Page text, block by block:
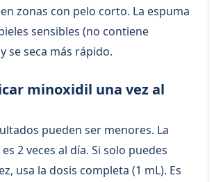
zonas con pelo corto. La espuma
sensibles (no contiene
se seca más rápido.
minoxidil una vez al
pueden ser menores. La
2 veces al día. Si solo puedes
usa la dosis completa (1 mL). Es